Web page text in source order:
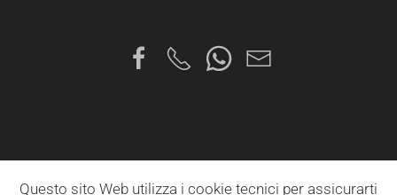
Questo sito Web utilizza i cookie tecnici per assicurarti